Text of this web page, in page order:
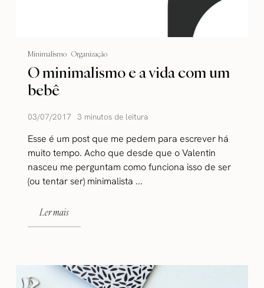
Minimalismo Organização
O minimalismo e a vida com um
bebê
03/07/2017 3 minutos de leitura
Esse é um post que me pedem para escrever há
muito tempo. Acho que desde que o Valentin
nasceu me perguntam como funciona isso de ser
(ou tentar ser) minimalista ...
Ler mais